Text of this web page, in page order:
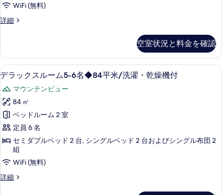
の
写
表
示
す
る
ン
す
べ
て
の
写
真
を
表
示
る
米/
キ
付
の
詳
細
1-
◆84
平
米/
洗
濯・
乾
燥
付
の
WiFi (無料)
詳細
コ
テ
ラ
ス
4
名
◆84
平
米/
洗
濯・
燥
機
付
空室状況と料金を確認
デ
ラ
ッ
ク
ス
ル
ム
5-
6
11
デラックスルーム5-6名◆84平米/洗濯・乾燥機付
マウンテンビュー
84 ㎡
ベッドルーム 2 室
定員 6 名
セミダブルベッド 2 台, シングルベッド 2 台およびシングル布団 2
組
WiFi (無料)
詳細
デ